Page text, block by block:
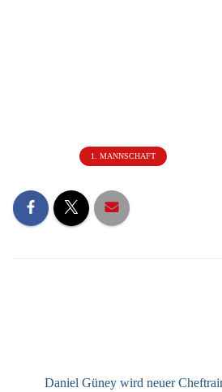
1. MANNSCHAFT
Daniel Güney wird neuer